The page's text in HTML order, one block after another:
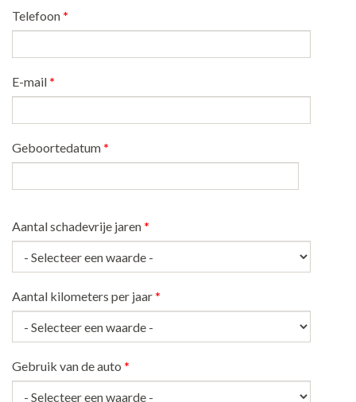
Telefoon *
E-mail *
Geboortedatum *
Aantal schadevrije jaren *
Aantal kilometers per jaar *
Gebruik van de auto *